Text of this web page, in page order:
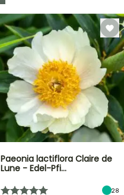
Paeonia lactiflora Claire de
Lune - Edel-Pfi…
28